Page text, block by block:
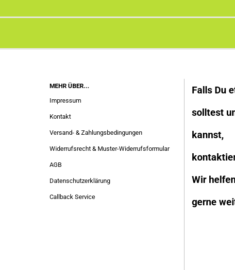
MEHR ÜBER...
Impressum
Kontakt
Versand- & Zahlungsbedingungen
Widerrufsrecht & Muster-Widerrufsformular
AGB
Datenschutzerklärung
Callback Service
Falls Du
solltest
kannst,
Wir
gerne